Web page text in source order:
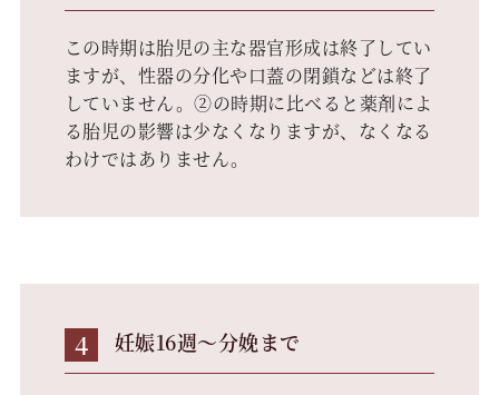
この時期は胎児の主な器官形成は終了してい
ますが、性器の分化や口蓋の閉鎖などは終了
していません。②の時期に比べると薬剤によ
る胎児の影響は少なくなりますが、なくなる
わけではありません。
4 妊娠16週～分娩まで